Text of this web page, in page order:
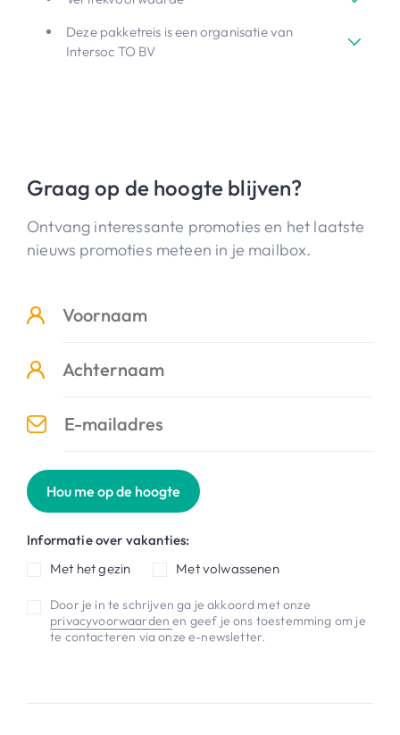
Deze pakketreis is een organisatie van
Intersoc TO BV
Graag op de hoogte blijven?
Ontvang interessante promoties en het laatste
nieuws promoties meteen in je mailbox.
Hou me op de hoogte
Informatie over vakanties:
Met het gezin
Met volwassenen
Door je in te schrijven ga je akkoord met onze
privacyvoorwaardenen geef je ons toestemming om je
te contacteren via onze e-newsletter.